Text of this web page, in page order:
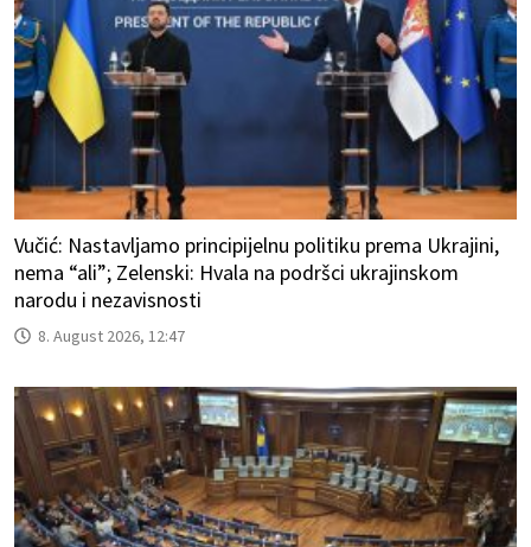
Vučić: Nastavljamo principijelnu politiku prema Ukrajini,
nema “ali”; Zelenski: Hvala na podršci ukrajinskom
narodu i nezavisnosti
8. August 2026, 12:47